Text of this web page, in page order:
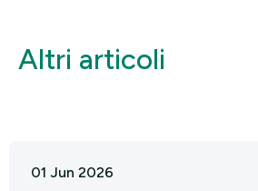
Altri articoli
01 Jun 2026